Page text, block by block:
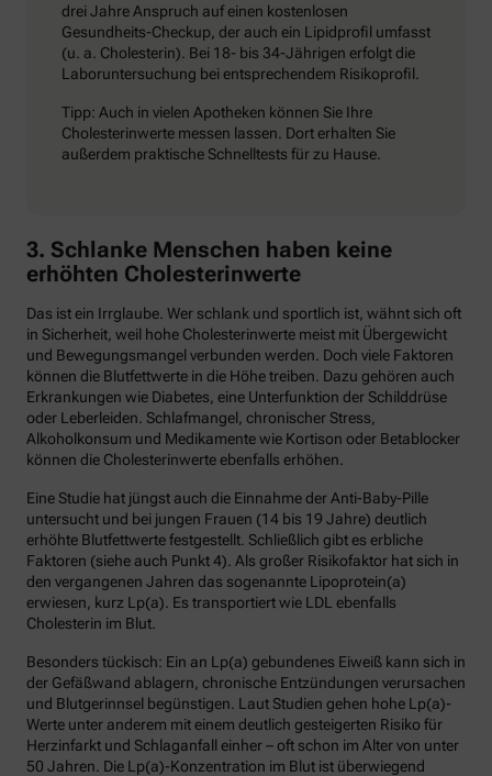
drei Jahre Anspruch auf einen kostenlosen
Gesundheits-Checkup, der auch ein Lipidprofil umfasst
(u. a. Cholesterin). Bei 18- bis 34-Jährigen erfolgt die
Laboruntersuchung bei entsprechendem Risikoprofil.
Tipp: Auch in vielen Apotheken können Sie Ihre
Cholesterinwerte messen lassen. Dort erhalten Sie
außerdem praktische Schnelltests für zu Hause.
3. Schlanke Menschen haben keine
erhöhten Cholesterinwerte
Das ist ein Irrglaube. Wer schlank und sportlich ist, wähnt sich oft
in Sicherheit, weil hohe Cholesterinwerte meist mit Übergewicht
und Bewegungsmangel verbunden werden. Doch viele Faktoren
können die Blutfettwerte in die Höhe treiben. Dazu gehören auch
Erkrankungen wie Diabetes, eine Unterfunktion der Schilddrüse
oder Leberleiden. Schlafmangel, chronischer Stress,
Alkoholkonsum und Medikamente wie Kortison oder Betablocker
können die Cholesterinwerte ebenfalls erhöhen.
Eine Studie hat jüngst auch die Einnahme der Anti-Baby-Pille
untersucht und bei jungen Frauen (14 bis 19 Jahre) deutlich
erhöhte Blutfettwerte festgestellt. Schließlich gibt es erbliche
Faktoren (siehe auch Punkt 4). Als großer Risikofaktor hat sich in
den vergangenen Jahren das sogenannte Lipoprotein(a)
erwiesen, kurz Lp(a). Es transportiert wie LDL ebenfalls
Cholesterin im Blut.
Besonders tückisch: Ein an Lp(a) gebundenes Eiweiß kann sich in
der Gefäßwand ablagern, chronische Entzündungen verursachen
und Blutgerinnsel begünstigen. Laut Studien gehen hohe Lp(a)-
Werte unter anderem mit einem deutlich gesteigerten Risiko für
Herzinfarkt und Schlaganfall einher – oft schon im Alter von unter
50 Jahren. Die Lp(a)-Konzentration im Blut ist überwiegend